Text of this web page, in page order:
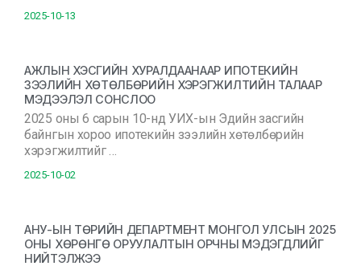
2025-10-13
АЖЛЫН ХЭСГИЙН ХУРАЛДААНААР ИПОТЕКИЙН
ЗЭЭЛИЙН ХӨТӨЛБӨРИЙН ХЭРЭГЖИЛТИЙН ТАЛААР
МЭДЭЭЛЭЛ СОНСЛОО
2025 оны 6 сарын 10-нд УИХ-ын Эдийн засгийн
байнгын хороо ипотекийн зээлийн хөтөлбөрийн
хэрэгжилтийг …
2025-10-02
АНУ-ЫН ТӨРИЙН ДЕПАРТМЕНТ МОНГОЛ УЛСЫН 2025
ОНЫ ХӨРӨНГӨ ОРУУЛАЛТЫН ОРЧНЫ МЭДЭГДЛИЙГ
НИЙТЭЛЖЭЭ